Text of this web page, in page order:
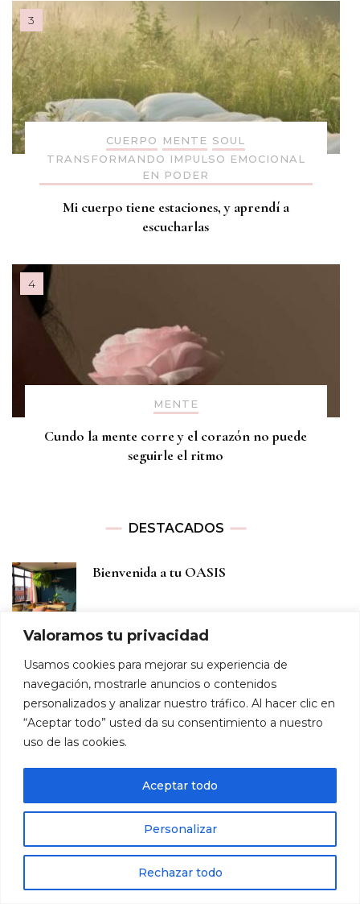
Valoramos tu privacidad
Usamos cookies para mejorar su experiencia de
navegación, mostrarle anuncios o contenidos
personalizados y analizar nuestro tráfico. Al hacer clic en
“Aceptar todo” usted da su consentimiento a nuestro
uso de las cookies.
Personalizar
Rechazar todo
Aceptar todo
CUERPO MENTE SOUL
TRANSFORMANDO IMPULSO EMOCIONAL
EN PODER
Mi cuerpo tiene estaciones, y aprendí a
escucharlas
MENTE
Cundo la mente corre y el corazón no puede
seguirle el ritmo
DESTACADOS
Bienvenida a tu OASIS
Protocolos alimenticios regeneradores
para la salud intestinal
El equilibrio entre las hormonas
Tu mente, tu más grande poder